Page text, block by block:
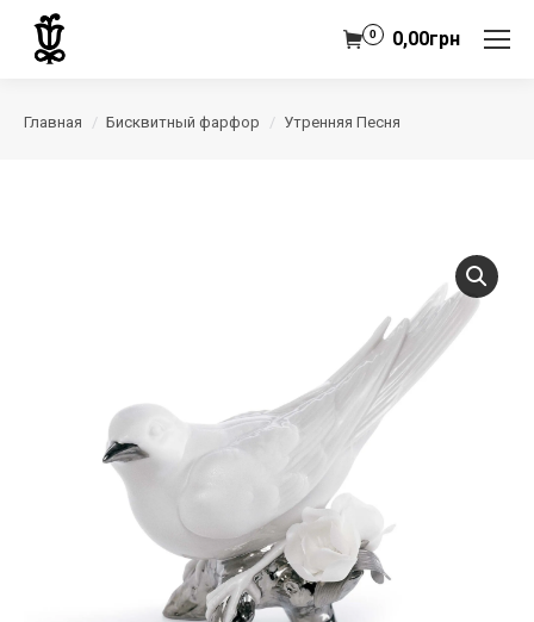
0,00грн
0
Главная Бисквитный фарфор Утренняя Песня